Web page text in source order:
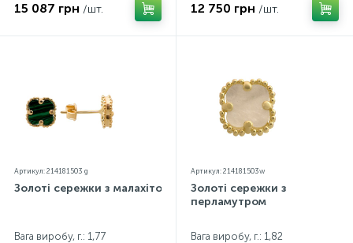
15 087 грн /шт. 12 750 грн /шт.
Артикул: 214181503 g
Золоті сережки з малахітом
Вага виробу, г.: 1,77
Артикул: 214181503w
Золоті сережки з
перламутром
Вага виробу, г.: 1,82